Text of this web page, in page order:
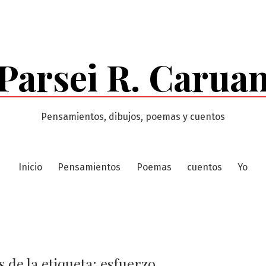
R.
Pensamientos, dibujos, poemas y cuentos
Inicio Pensamientos Poemas cuentos Yo